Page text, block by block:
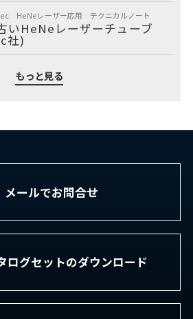
HeNeレーザー応用 テクニカルノート
いHeNeレーザーチューブ
社)
もっと見る
メールでお問合せ
ログセットのダウンロード